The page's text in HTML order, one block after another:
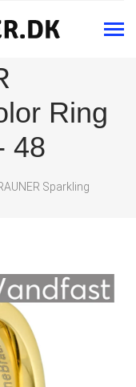
Ring
48
Sparkling